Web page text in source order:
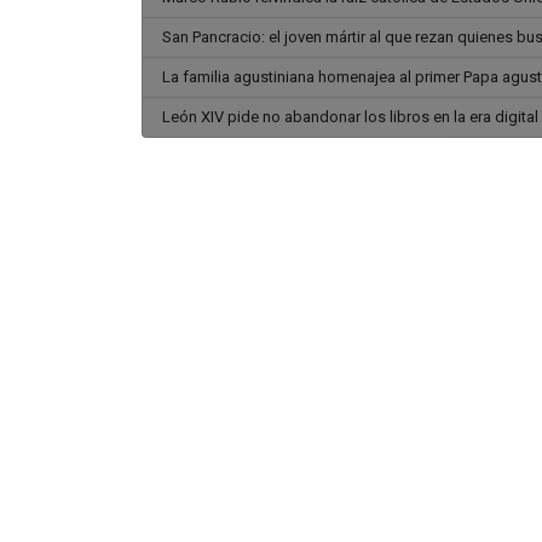
San Pancracio: el joven mártir al que rezan quienes
La familia agustiniana homenajea al primer Papa
León XIV pide no abandonar los libros en la era digital